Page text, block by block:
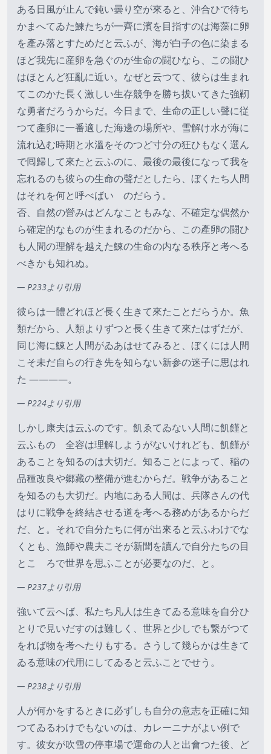
ある日風が止んで鈍い曇り空が來ると、沖合ひで待ち
かまへてゐた鰊たちが一齊に濱を目指すのは海藻に卵
を產み落とすためだと云ふが、海が白子の色に染まる
ほど我先に産卵を急ぐのが生命の闘ひなら、この闘ひ
はほとんど狂亂に近い。なぜと云つて、彼らは生まれ
てこのかた長く激しい生存競争を勝ち拔いてきた強靭
な勇者だろうからだ。今日まで、生命の正しい聲に従
つて產卵に一番適した海邊の場所や、雪解け水が海に
流れ込む時期と水溫をそのつど寸分の狂ひもなく選ん
で囘歸して來たと云ふのに、最後の最後になって我を
忘れるのも彼らの生命の聲だとしたら、ぼくたち人間
はそれを何と呼べばいゝのだらう。
否、自然の營みはどんなこともみな、不確定な偶然か
ら確定的なものが生まれるのだから、この產卵の闘ひ
も人間の理解を越えた鰊の生命の内なる秩序と考へる
べきかも知れぬ。
— P233より引用
彼らは一體どれほど長く生きて來たことだらうか。魚
類だから、人類よりずつと長く生きて來たはずだが、
同じ海に鰊と人間がゐあはせてみると、ぼくには人間
こそ未だ自らの行き先を知らない新参の迷子に思はれ
た ――――。
— P224より引用
しかし康夫は云ふのです。飢ゑてゐない人間に飢饉と
云ふものゝ全容は理解しようがないけれども、飢饉が
あることを知るのは大切だ。知ることによって、稲の
品種改良や郷藏の整備が進むからだ。戦争があること
を知るのも大切だ。内地にある人間は、兵隊さんの代
はりに戦争を終結させる道を考へる務めがあるからだ
だ、と。それで自分たちに何が出來ると云ふわけでな
くとも、漁師や農夫こそが新聞を讀んで自分たちの目
とこゝろで世界を思ふことが必要なのだ、と。
— P237より引用
強いて云へば、私たち凡人は生きてゐる意味を自分ひ
とりで見いだすのは難しく、世界と少しでも繋がつて
をれば物を考へたりもする。さうして幾らかは生きて
ゐる意味の代用にしてゐると云ふことでせう。
— P238より引用
人が何かをするときに必ずしも自分の意志を正確に知
つてゐるわけでもないのは、カレーニナがよい例で
す。彼女が吹雪の停車場で運命の人と出會つた後、ど